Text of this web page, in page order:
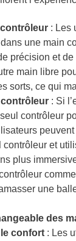
: Les
une main
précision et
main libre
sorts, ce qui
: Si
contrôleur
contrôleur et
plus
une
des
confort : Les